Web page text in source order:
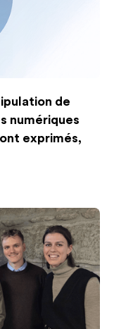
de
numériques
exprimés,